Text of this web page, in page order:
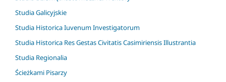
Studia Galicyjskie
Studia Historica Iuvenum Investigatorum
Studia Historica Res Gestas Civitatis Casimiriensis Illustrantia
Studia Regionalia
Ścieżkami Pisarzy